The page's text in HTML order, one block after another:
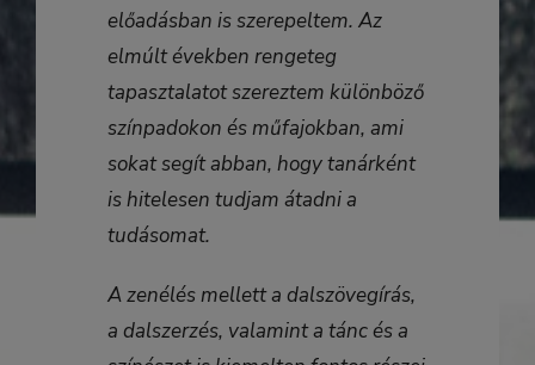
előadásban is szerepeltem. Az
elmúlt években rengeteg
tapasztalatot szereztem különböző
színpadokon és műfajokban, ami
sokat segít abban, hogy tanárként
is hitelesen tudjam átadni a
tudásomat.
A zenélés mellett a dalszövegírás,
a dalszerzés, valamint a tánc és a